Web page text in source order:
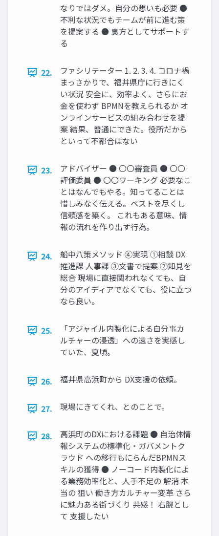
なりではダメ。自分の想いも必要 ●
不利な状況でもチームが前に進む策
を提案する ● 裏方としてサポートす
る
22.
ファシリテーター 1. 2. 3. 4. コロナ禍
まっさかりで、福井県庁に行きにく
い状況 安全に、効率よく、さらにお
金を使わず BPMNを教えられるか オ
ンラインサービスの組み合わせを提
案 結果、普通にできた。役所だから
といって不都合はない
23.
アドバイザー ● 〇〇審査員 ● 〇〇
評価委員 ● 〇〇ワーキング 必要なこ
とはなんでもやる。知ってることは
惜しみなく伝える。ベストを尽くし
信頼感を築く。 これもある意味、情
報の流れを作り出す行為。
24.
船中八策メソッド ④実現 ①相談 DX
推進課 人事課 ③文書で提案 ②知見を
総合 現場に直接関われなくても、自
分のアイディアでなくても、役に立つ
なら良い。
25.
「アジャイル内製化による自分事カ
ルチャーの浸透」への遠さを実感し
ていた、夏頃。
26. 福井県高浜町から DX支援の依頼。
27. 現場にきてくれ、とのことで。
28.
高浜町のDXにおける課題 ● 自治体情
報システムの標準化・ガバメントク
ラウド への移行もにらんだBPMNス
キルの獲得 ● ノーコード内製化によ
る業務効率化と、人手不足の 解消 本
当の 狙い 働き方カルチャー変革 さら
に魅力ある街づくり 共感！ 右腕とし
て 支援したい